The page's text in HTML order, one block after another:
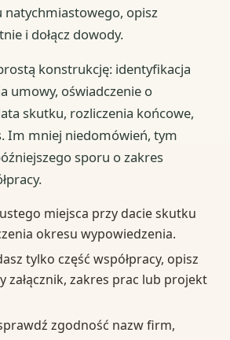
natychmiastowego, opisz
i dołącz dowody.
konstrukcję: identyfikacja
umowy, oświadczenie o
skutku, rozliczenia końcowe,
Im mniej niedomówień, tym
sporu o zakres
miejsca przy dacie skutku
okresu wypowiedzenia.
tylko część współpracy, opisz
załącznik, zakres prac lub projekt
zgodność nazw firm,